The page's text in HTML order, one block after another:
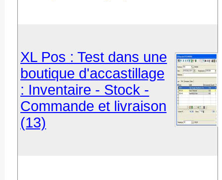
XL Pos : Test dans une
boutique d'accastillage
: Inventaire - Stock -
Commande et livraison
(13)